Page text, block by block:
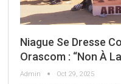
Niague Se Dresse
Orascom : “Non À
Admin Oct 29, 2025